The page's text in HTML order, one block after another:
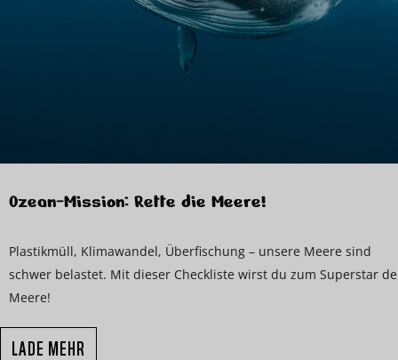
Ozean-Mission: Rette die Meere!
Plastikmüll, Klimawandel, Überfischung – unsere Meere sind
schwer belastet. Mit dieser Checkliste wirst du zum Superstar
Meere!
LADE MEHR